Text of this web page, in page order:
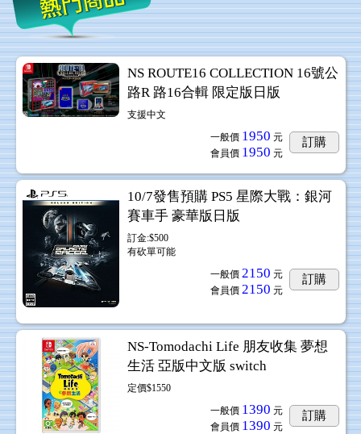
NS ROUTE16 COLLECTION 16號公
路R 路16合輯 限定版日版
支援中文
一般價 1950 元
會員價 1950 元
訂購
10/7發售預購 PS5 星際大戰：銀河
賽車手 豪華版日版
訂金:$500
有砍單可能
一般價 2150 元
會員價 2150 元
訂購
NS-Tomodachi Life 朋友收集 夢想
生活 亞版中文版 switch
定價$1550
一般價 1390 元
會員價 1390 元
訂購